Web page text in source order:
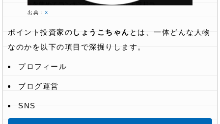
出典： X
ポイント投資家の しょうこちゃん とは、一体どんな人物
なのかを以下の項目で深掘りします。
プロフィール
ブログ運営
SNS